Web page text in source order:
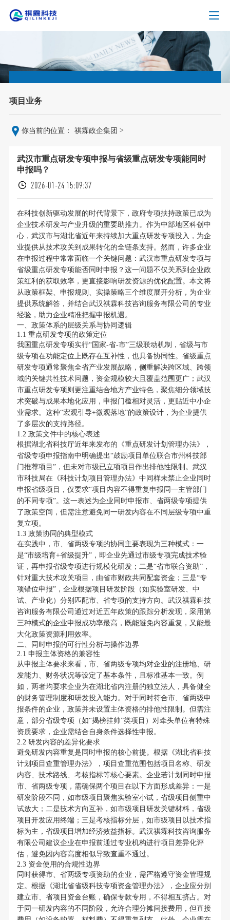
项目业务
你当前的位置： 祺霖政企集团 >
武汉市重点研发专项申报与省级重点研发专项能同时
申报吗？
2026-01-24 15:09:37
在科技创新驱动发展的时代背景下，政府专项扶持政策已成为
企业技术研发与产业升级的重要助推力。作为中部地区科创中
心，武汉市与湖北省近年来持续加大重点研发专项投入，为企
业提供从技术攻关到成果转化的全链条支持。然而，许多企业
在申报过程中常常面临一个关键问题：武汉市重点研发专项与
省级重点研发专项能否同时申报？这一问题不仅关系到企业政
策红利的获取效率，更直接影响研发资源的优化配置。本文将
从政策框架、申报规则、实操策略三个维度展开分析，为企业
提供系统解答，并结合武汉祺霖科技咨询服务有限公司的专业
经验，助力企业精准把握申报机遇。
一、政策体系的层级关系与协同逻辑
1.1 重点研发专项的政策定位
我国重点研发专项实行“国家-省-市”三级联动机制，省级与市
级专项在功能定位上既存在互补性，也具备协同性。省级重点
研发专项通常聚焦全省产业发展战略，侧重解决跨区域、跨领
域的关键共性技术问题，资金规模较大且覆盖范围更广；武汉
市重点研发专项则更注重结合地方产业特色，聚焦细分领域技
术突破与成果本地化应用，申报门槛相对灵活，更贴近中小企
业需求。这种“宏观引导+微观落地”的政策设计，为企业提供
了多层次的支持路径。
1.2 政策文件中的核心表述
根据湖北省科技厅近年来发布的《重点研发计划管理办法》，
省级专项申报指南中明确提出“鼓励项目单位联合市州科技部
门推荐项目”，但未对市级已立项项目作出排他性限制。武汉
市科技局在《科技计划项目管理办法》中同样未禁止企业同时
申报省级项目，仅要求“项目内容不得重复申报同一主管部门
的不同专项”。这一表述为企业同时申报市、省两级专项提供
了政策空间，但需注意避免同一研发内容在不同层级专项中重
复立项。
1.3 政策协同的典型模式
在实践中，市、省两级专项的协同主要表现为三种模式：一
是“市级培育+省级提升”，即企业先通过市级专项完成技术验
证，再申报省级专项进行规模化研发；二是“省市联合资助”，
针对重大技术攻关项目，由省市财政共同配套资金；三是“专
项错位申报”，企业根据项目研发阶段（如实验室研发、中
试、产业化）分别匹配市、省专项的支持方向。武汉祺霖科技
咨询服务有限公司通过对近五年政策的跟踪分析发现，采用第
三种模式的企业申报成功率最高，既能避免内容重复，又能最
大化政策资源利用效率。
二、同时申报的可行性分析与操作边界
2.1 申报主体资格的兼容性
从申报主体要求来看，市、省两级专项均对企业的注册地、研
发能力、财务状况等设定了基本条件，且标准基本一致。例
如，两者均要求企业为在湖北省内注册的独立法人，具备健全
的财务管理制度和研发投入能力。对于同时符合市、省两级申
报条件的企业，政策并未设置主体资格的排他性限制。但需注
意，部分省级专项（如“揭榜挂帅”类项目）对牵头单位有特殊
资质要求，企业需结合自身条件选择性申报。
2.2 研发内容的差异化要求
避免研发内容重复是同时申报的核心前提。根据《湖北省科技
计划项目查重管理办法》，项目查重范围包括项目名称、研发
内容、技术路线、考核指标等核心要素。企业若计划同时申报
市、省两级专项，需确保两个项目在以下方面形成差异：一是
研发阶段不同，如市级项目聚焦实验室小试，省级项目侧重中
试放大；二是技术方向互补，如市级项目研发关键材料，省级
项目开发应用终端；三是考核指标分层，如市级项目以技术指
标为主，省级项目增加经济效益指标。武汉祺霖科技咨询服务
有限公司建议企业在申报前通过专业机构进行项目差异化评
估，避免因内容高度相似导致查重不通过。
2.3 资金使用的合规性边界
同时获得市、省两级专项资助的企业，需严格遵守资金管理规
定。根据《湖北省省级科技专项资金管理办法》，企业应分别
建立市、省项目资金台账，确保专款专用，不得相互挤占。对
于同一研发内容的不同阶段，允许合理分摊间接费用，但直接